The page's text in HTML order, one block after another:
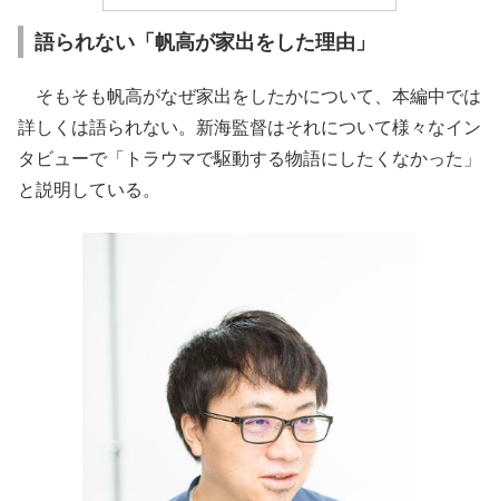
語られない「帆高が家出をした理由」
そもそも帆高がなぜ家出をしたかについて、本編中では
詳しくは語られない。新海監督はそれについて様々なイン
タビューで「トラウマで駆動する物語にしたくなかった」
と説明している。